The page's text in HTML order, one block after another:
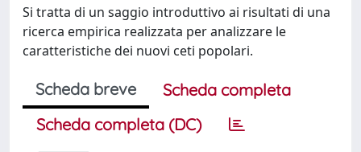
Si tratta di un saggio introduttivo ai risultati di una
ricerca empirica realizzata per analizzare le
caratteristiche dei nuovi ceti popolari.
Scheda breve
Scheda completa
Scheda completa (DC)